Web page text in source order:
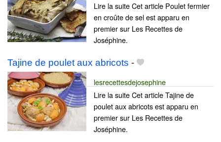
Lire la suite Cet article Poulet fermier
en croûte de sel est apparu en
premier sur Les Recettes de
Joséphine.
Tajine de poulet aux abricots -
lesrecettesdejosephine
Lire la suite Cet article Tajine de
poulet aux abricots est apparu en
premier sur Les Recettes de
Joséphine.